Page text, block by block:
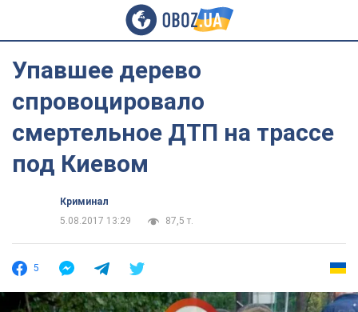
Упавшее дерево
спровоцировало
смертельное ДТП на трассе
под Киевом
Криминал
5.08.2017 13:29
87,5 т.
5